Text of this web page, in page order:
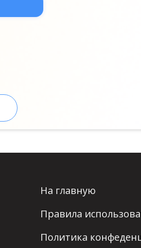
На главную
Правила
Политика